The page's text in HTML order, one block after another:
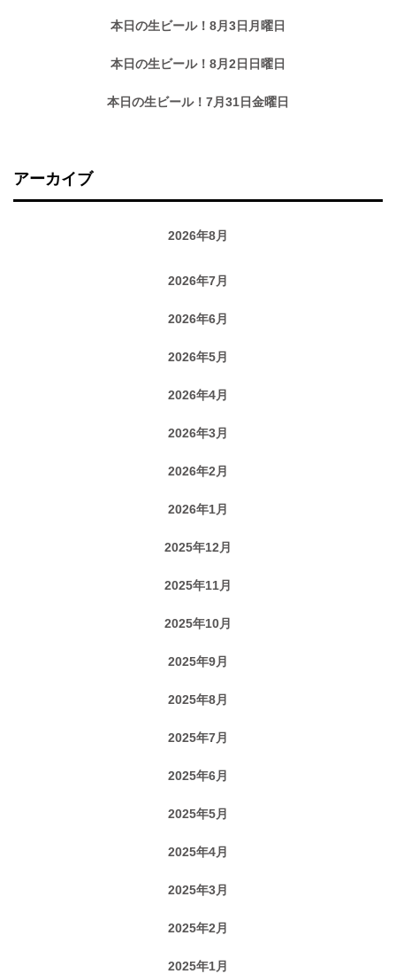
本日の生ビール！8月3日月曜日
本日の生ビール！8月2日日曜日
本日の生ビール！7月31日金曜日
アーカイブ
2026年8月
2026年7月
2026年6月
2026年5月
2026年4月
2026年3月
2026年2月
2026年1月
2025年12月
2025年11月
2025年10月
2025年9月
2025年8月
2025年7月
2025年6月
2025年5月
2025年4月
2025年3月
2025年2月
2025年1月